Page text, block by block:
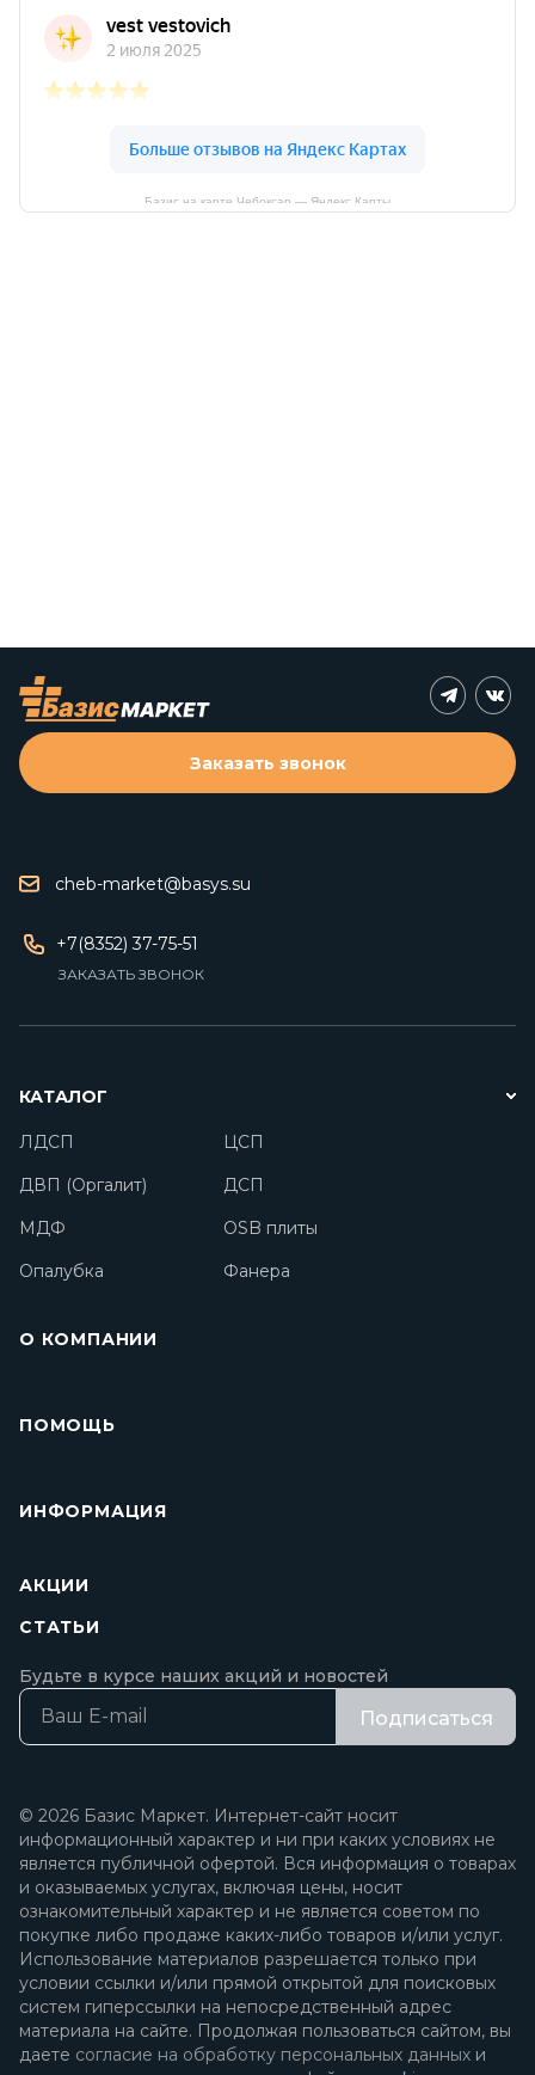
Базис на карте Чебоксар — Яндекс Карты
cheb-market@basys.su
+7(8352) 37-75-51
ЗАКАЗАТЬ ЗВОНОК
Заказать звонок
КАТАЛОГ
ЛДСП
ЦСП
ДВП (Оргалит)
ДСП
МДФ
OSB плиты
Опалубка
Фанера
О КОМПАНИИ
ПОМОЩЬ
ИНФОРМАЦИЯ
АКЦИИ
СТАТЬИ
Будьте в курсе наших акций и новостей
Подписаться
© 2026 Базис Маркет. Интернет-сайт носит
информационный характер и ни при каких условиях не
является публичной офертой. Вся информация о товарах
и оказываемых услугах, включая цены, носит
ознакомительный характер и не является советом по
покупке либо продаже каких-либо товаров и/или услуг.
Использование материалов разрешается только при
условии ссылки и/или прямой открытой для поисковых
систем гиперссылки на непосредственный адрес
материала на сайте. Продолжая пользоваться сайтом, вы
даете согласие на обработку персональных данных и